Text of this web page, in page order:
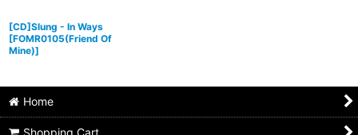
[CD]Slung - In Ways
[FOMR0105(Friend Of
Mine)]
Home
Shopping Cart